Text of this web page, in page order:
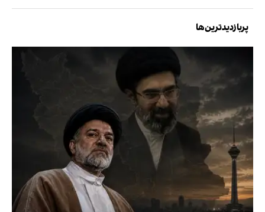
پربازدیدترین‌ها